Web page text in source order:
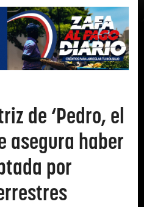
de ‘Pedro, el
asegura haber
por